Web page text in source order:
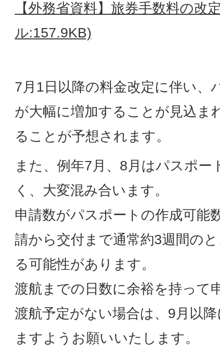
【外務省資料】旅券手数料の改
ル:157.9KB)
7月1日以降の料金改定に伴い、
が大幅に増加することが見込ま
ることが予想されます。
また、例年7月、8月はパスポー
く、大変混み合います。
申請数がパスポートの作成可能
請から交付まで通常約3週間の
る可能性があります。
渡航までの日数に余裕を持って
渡航予定がない場合は、9月以
ますようお願いいたします。